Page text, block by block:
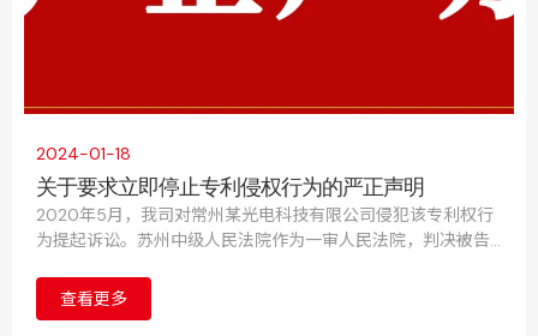
2024-01-18
关于要求立即停止专利侵权行为的严正声明
2020年5月，我司对常州某光电科技有限公司侵犯该专利权行
为提起诉讼。苏州中级人民法院作为一审人民法院，判决被告
提起上诉。最高人民法院2023年11月7日作出终审判决，驳回该
公司的上诉请求；认定一审判决事实清楚，适用法律正确，应
查看更多